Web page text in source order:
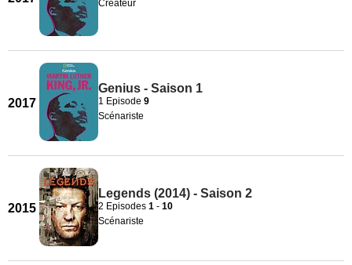
Créateur
2017
Genius - Saison 1
1 Episode 9
Scénariste
2015
Legends (2014) - Saison 2
2 Episodes 1 - 10
Scénariste